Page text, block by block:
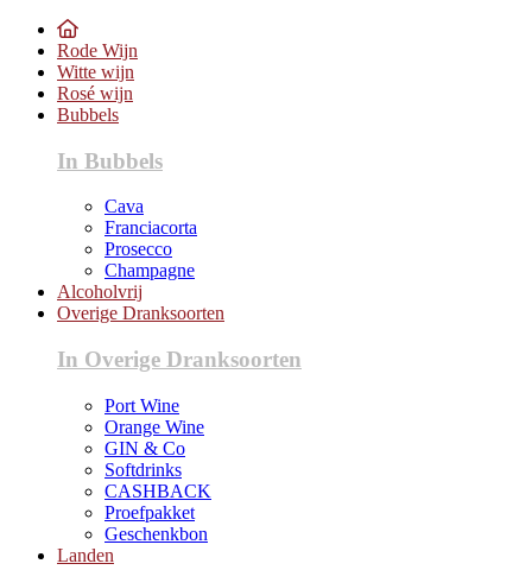
Rode Wijn
Witte wijn
Rosé wijn
Bubbels
In Bubbels
Cava
Franciacorta
Prosecco
Champagne
Alcoholvrij
Overige Dranksoorten
In Overige Dranksoorten
Port Wine
Orange Wine
GIN & Co
Softdrinks
CASHBACK
Proefpakket
Geschenkbon
Landen